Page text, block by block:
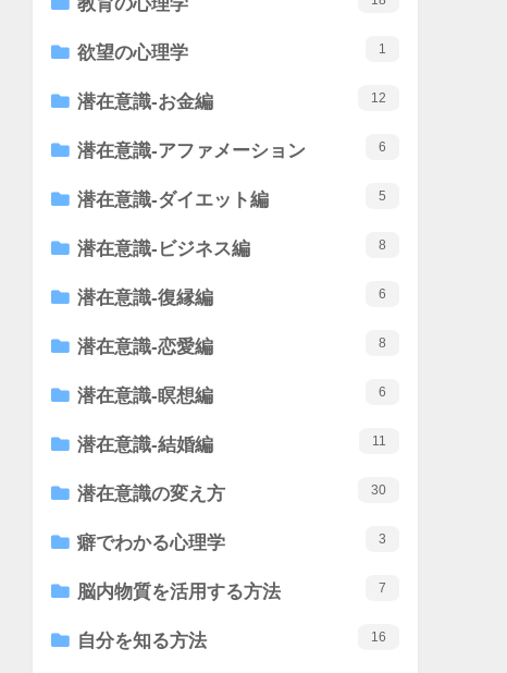
欲望の心理学 1
潜在意識-お金編 12
潜在意識-アファメーション 6
潜在意識-ダイエット編 5
潜在意識-ビジネス編 8
潜在意識-復縁編 6
潜在意識-恋愛編 8
潜在意識-瞑想編 6
潜在意識-結婚編 11
潜在意識の変え方 30
癖でわかる心理学 3
脳内物質を活用する方法 7
自分を知る方法 16